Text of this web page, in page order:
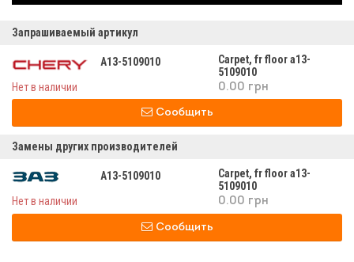
Запрашиваемый артикул
A13-5109010
Carpet, fr floor а13-
5109010
Нет в наличии
0.00 грн
Сообщить
Замены других производителей
A13-5109010
Carpet, fr floor а13-
5109010
Нет в наличии
0.00 грн
Сообщить